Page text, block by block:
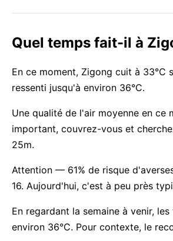
Quel temps fait-il à
En ce moment, Zigong cuit à 33°C
ressenti jusqu'à environ 36°C.
Une qualité de l'air moyenne en ce
important, couvrez-vous et
25m.
Attention — 61% de risque
16. Aujourd'hui, c'est à peu près
En regardant la semaine à venir,
environ 36°C. Pour contexte, le